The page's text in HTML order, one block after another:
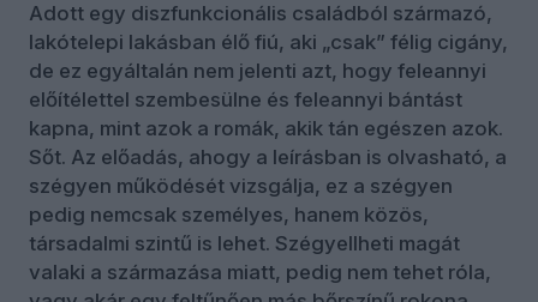
Adott egy diszfunkcionális családból származó,
lakótelepi lakásban élő fiú, aki „csak” félig cigány,
de ez egyáltalán nem jelenti azt, hogy feleannyi
előítélettel szembesülne és feleannyi bántást
kapna, mint azok a romák, akik tán egészen azok.
Sőt. Az előadás, ahogy a leírásban is olvasható, a
szégyen működését vizsgálja, ez a szégyen
pedig nemcsak személyes, hanem közös,
társadalmi szintű is lehet. Szégyellheti magát
valaki a származása miatt, pedig nem tehet róla,